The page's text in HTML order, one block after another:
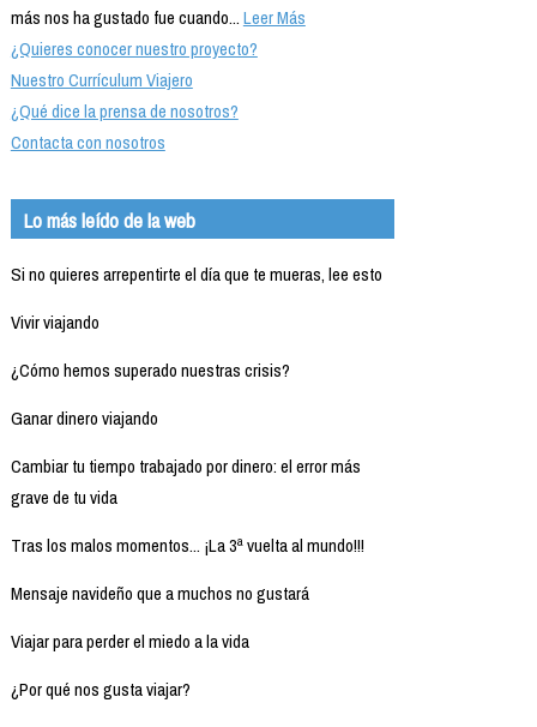
más nos ha gustado fue cuando...Leer Más
¿Quieres conocer nuestro proyecto?
Nuestro Currículum Viajero
¿Qué dice la prensa de nosotros?
Contacta con nosotros
Lo más leído de la web
Si no quieres arrepentirte el día que te mueras, lee esto
Vivir viajando
¿Cómo hemos superado nuestras crisis?
Ganar dinero viajando
Cambiar tu tiempo trabajado por dinero: el error más
grave de tu vida
Tras los malos momentos... ¡La 3ª vuelta al mundo!!!
Mensaje navideño que a muchos no gustará
Viajar para perder el miedo a la vida
¿Por qué nos gusta viajar?